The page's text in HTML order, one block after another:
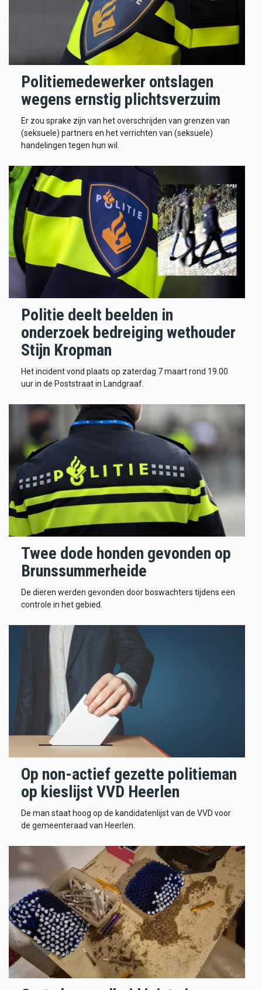
Politiemedewerker ontslagen
wegens ernstig plichtsverzuim
Er zou sprake zijn van het overschrijden van grenzen van
(seksuele) partners en het verrichten van (seksuele)
handelingen tegen hun wil.
Politie deelt beelden in
onderzoek bedreiging wethouder
Stijn Kropman
Het incident vond plaats op zaterdag 7 maart rond 19.00
uur in de Poststraat in Landgraaf.
Twee dode honden gevonden op
Brunssummerheide
De dieren werden gevonden door boswachters tijdens een
controle in het gebied.
Op non-actief gezette politieman
op kieslijst VVD Heerlen
De man staat hoog op de kandidatenlijst van de VVD voor
de gemeenteraad van Heerlen.